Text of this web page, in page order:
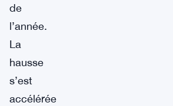
de
l’année.
La
hausse
s’est
accélérée